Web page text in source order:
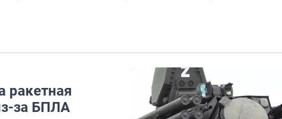
ракетная
за БПЛА